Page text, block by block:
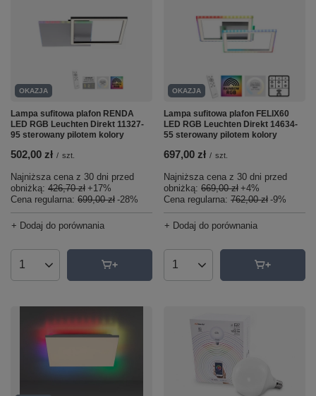
OKAZJA
Lampa sufitowa plafon RENDA
LED RGB Leuchten Direkt 11327-
95 sterowany pilotem kolory
502,00 zł / szt.
Najniższa cena z 30 dni przed
obniżką: 426,70 zł +17%
Cena regularna: 699,00 zł -28%
+ Dodaj do porównania
Ilość produktów
OKAZJA
Lampa sufitowa plafon FELIX60
LED RGB Leuchten Direkt 14634-
55 sterowany pilotem kolory
697,00 zł / szt.
Najniższa cena z 30 dni przed
obniżką: 669,00 zł +4%
Cena regularna: 762,00 zł -9%
+ Dodaj do porównania
Ilość produktów